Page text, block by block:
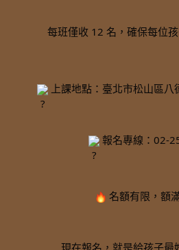
每班僅收 12 名，確保每位
上課地點：臺北市松山區
報名專線：02-
名額有限，額